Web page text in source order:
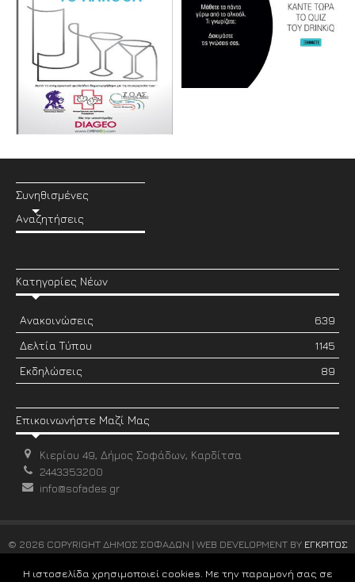
Συνηθισμένες
Αναζητήσεις
Κατηγορίες Νέων
Ανακοινώσεις
639
Δελτία Τύπου
1145
Εκδηλώσεις
89
Επικοινωνήστε Μαζί Μας
Κιερίου 49, Δήμος Σοφάδων, Καρδίτσα
2443353200
info@sofades.gr
© 2026 COPYRIGHT ΔΗΜΟΣ ΣΟΦΑΔΩΝ | WEB DEVELOPMENT BY ΕΓΚΡΙΤΟΣ
Η ιστοσελίδα χρησιμοποιεί cookies. Με την παραμονή σας σε